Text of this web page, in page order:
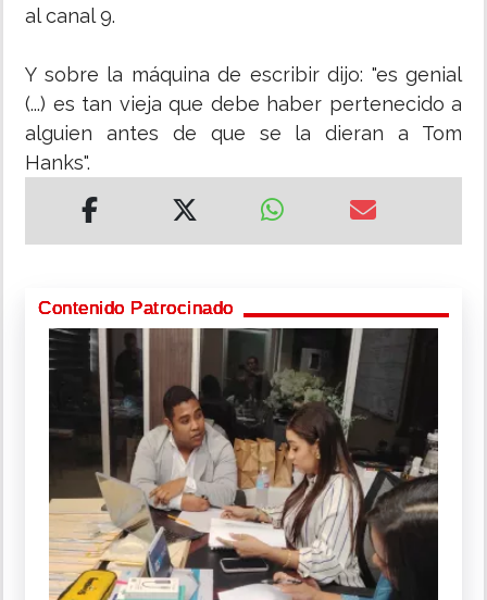
al canal 9.
Y sobre la máquina de escribir dijo: "es genial
(...) es tan vieja que debe haber pertenecido a
alguien antes de que se la dieran a Tom
Hanks".
Contenido Patrocinado